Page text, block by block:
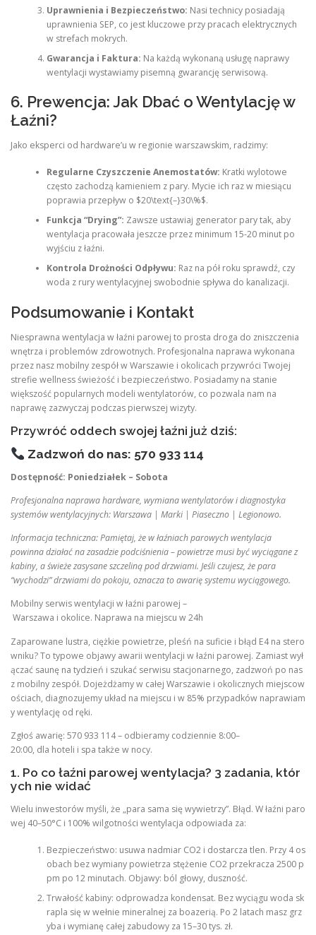
Uprawnienia i Bezpieczeństwo: Nasi technicy posiadają
uprawnienia SEP, co jest kluczowe przy pracach elektrycznych
w strefach mokrych.
Gwarancja i Faktura: Na każdą wykonaną usługę naprawy
wentylacji wystawiamy pisemną gwarancję serwisową.
6. Prewencja: Jak Dbać o Wentylację w
Łaźni?
Jako eksperci od hardware’u w regionie warszawskim, radzimy:
Regularne Czyszczenie Anemostatów: Kratki wylotowe
często zachodzą kamieniem z pary. Mycie ich raz w miesiącu
poprawia przepływ o $20\text{–}30\%$.
Funkcja “Drying”: Zawsze ustawiaj generator pary tak, aby
wentylacja pracowała jeszcze przez minimum 15-20 minut po
wyjściu z łaźni.
Kontrola Drożności Odpływu: Raz na pół roku sprawdź, czy
woda z rury wentylacyjnej swobodnie spływa do kanalizacji.
Podsumowanie i Kontakt
Niesprawna wentylacja w łaźni parowej to prosta droga do zniszczenia
wnętrza i problemów zdrowotnych. Profesjonalna naprawa wykonana
przez nasz mobilny zespół w Warszawie i okolicach przywróci Twojej
strefie wellness świeżość i bezpieczeństwo. Posiadamy na stanie
większość popularnych modeli wentylatorów, co pozwala nam na
naprawę zazwyczaj podczas pierwszej wizyty.
Przywróć oddech swojej łaźni już dziś:
Zadzwoń do nas: 570 933 114
Dostępność: Poniedziałek – Sobota
Profesjonalna naprawa hardware, wymiana wentylatorów i diagnostyka
systemów wentylacyjnych: Warszawa | Marki | Piaseczno | Legionowo.
Informacja techniczna: Pamiętaj, że w łaźniach parowych wentylacja
powinna działać na zasadzie podciśnienia – powietrze musi być wyciągane z
kabiny, a świeże zasysane szczeliną pod drzwiami. Jeśli czujesz, że para
“wychodzi” drzwiami do pokoju, oznacza to awarię systemu wyciągowego.
Mobilny serwis wentylacji w łaźni parowej –
Warszawa i okolice. Naprawa na miejscu w 24h
Zaparowane lustra, ciężkie powietrze, pleśń na suficie i błąd E4 na stero
wniku? To typowe objawy awarii wentylacji w łaźni parowej. Zamiast wył
ączać saunę na tydzień i szukać serwisu stacjonarnego, zadzwoń po nas
z mobilny zespół. Dojeżdżamy w całej Warszawie i okolicznych miejscow
ościach, diagnozujemy układ na miejscu i w 85% przypadków naprawiam
y wentylację od ręki.
Zgłoś awarię: 570 933 114 – odbieramy codziennie 8:00–
20:00, dla hoteli i spa także w nocy.
1. Po co łaźni parowej wentylacja? 3 zadania, któr
ych nie widać
Wielu inwestorów myśli, że „para sama się wywietrzy”. Błąd. W łaźni paro
wej 40–50°C i 100% wilgotności wentylacja odpowiada za:
Bezpieczeństwo: usuwa nadmiar CO2 i dostarcza tlen. Przy 4 os
obach bez wymiany powietrza stężenie CO2 przekracza 2500 p
pm po 12 minutach. Objawy: ból głowy, duszność.
Trwałość kabiny: odprowadza kondensat. Bez wyciągu woda sk
rapla się w wełnie mineralnej za boazerią. Po 2 latach masz grz
yba i wymianę całej zabudowy za 15–30 tys. zł.